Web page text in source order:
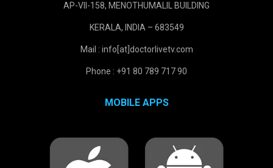
AP-VII-158, MENOTHUMALIL BUILDING
KERALA, INDIA – 683549
Mail : info[at]doctorlivetv.com
Phone : +91 80 789 717 90
MOBILE APPS